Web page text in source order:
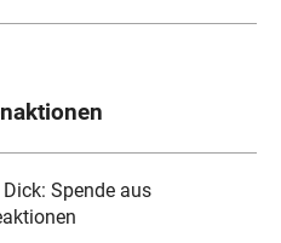
Dick: Spende aus